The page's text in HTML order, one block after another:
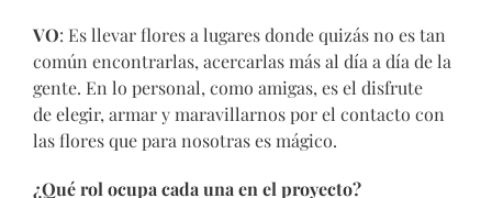
VO: Es llevar flores a lugares donde quizás no es tan
común encontrarlas, acercarlas más al día a día de la
gente. En lo personal, como amigas, es el disfrute
de elegir, armar y maravillarnos por el contacto con
las flores que para nosotras es mágico.
¿Qué rol ocupa cada una en el proyecto?